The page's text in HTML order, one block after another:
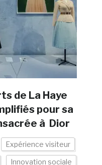
de La Haye
pour sa
à Dior
Expérience visiteur
Innovation sociale